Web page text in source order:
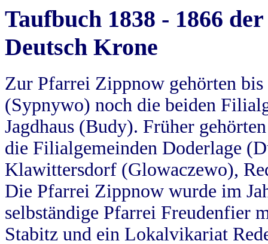
Taufbuch 1838 - 1866
Deutsch Krone
Zur Pfarrei Zippnow gehörten
(Sypnywo) noch die beiden
Jagdhaus (Budy). Früher
die Filialgemeinden Doderlage
Klawittersdorf (Glowaczewo),
Die Pfarrei Zippnow wurde im
selbständige Pfarrei Freudenfier
Stabitz und ein Lokalvikariat